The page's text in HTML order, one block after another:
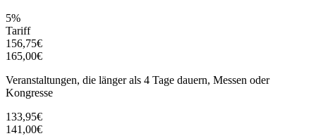
5%
Tariff
156,75€
165,00€
Veranstaltungen, die länger als 4 Tage dauern, Messen oder
Kongresse
133,95€
141,00€